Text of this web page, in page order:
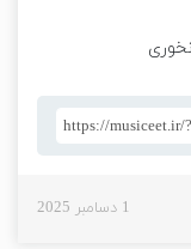
1 دسامبر 2025